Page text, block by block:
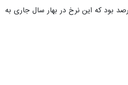
شد، نرخ بیکاری جمعیت ۱۵ ساله و بیشتر هرمزگان در بهار سال گذشته ۱۵ و سه دهم درصد بود که این نرخ در بهار سال جاری به